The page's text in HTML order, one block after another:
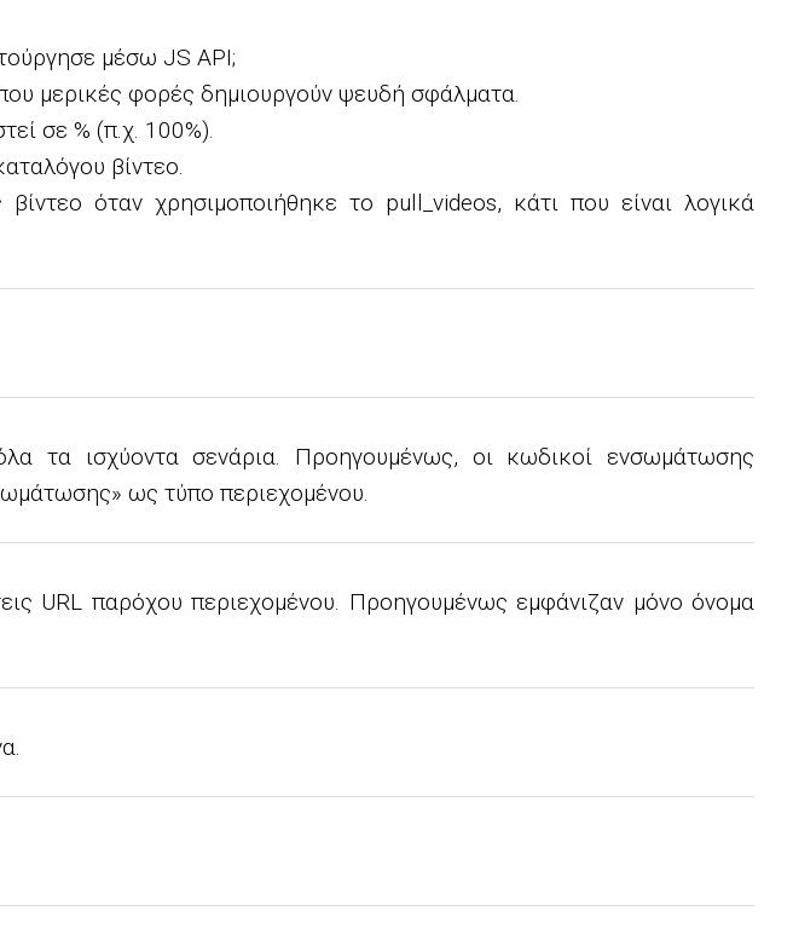
μέσω JS API;
μερικές φορές δημιουργούν ψευδή σφάλματα.
σε % (π.χ. 100%).
βίντεο.
όταν χρησιμοποιήθηκε το pull_videos, κάτι που είναι λογικά
τα ισχύοντα σενάρια. Προηγουμένως, οι κωδικοί ενσωμάτωσης
ως τύπο περιεχομένου.
URL παρόχου περιεχομένου. Προηγουμένως εμφάνιζαν μόνο όνομα